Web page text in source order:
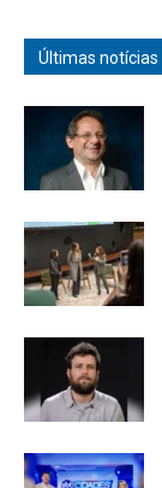
Últimas notícias